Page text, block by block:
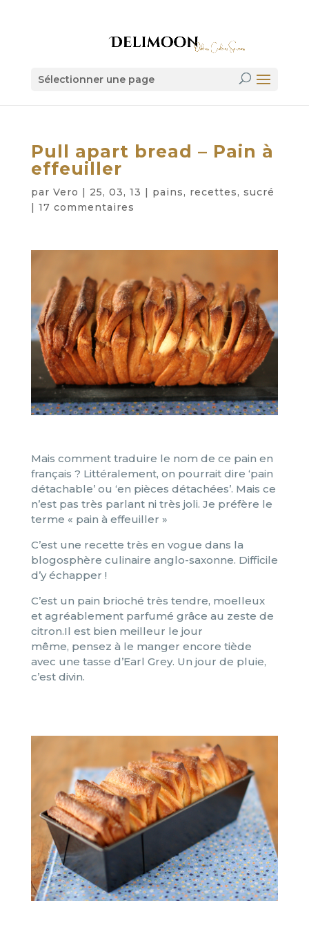
Sélectionner une page
Pull apart bread – Pain à
effeuiller
par Vero | 25, 03, 13 | pains, recettes, sucré
| 17 commentaires
Mais comment traduire le nom de ce pain en
français ? Littéralement, on pourrait dire ‘pain
détachable’ ou ‘en pièces détachées’. Mais ce
n’est pas très parlant ni très joli. Je préfère le
terme « pain à effeuiller »
C’est une recette très en vogue dans la
blogosphère culinaire anglo-saxonne. Difficile
d’y échapper !
C’est un pain brioché très tendre, moelleux
et agréablement parfumé grâce au zeste de
citron.Il est bien meilleur le jour
même, pensez à le manger encore tiède
avec une tasse d’Earl Grey. Un jour de pluie,
c’est divin.